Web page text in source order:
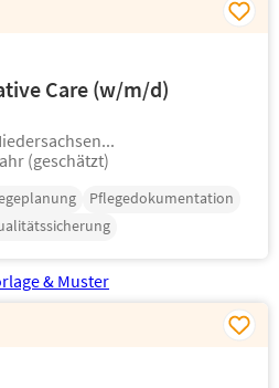
Care (w/m/d)
(geschätzt)
Pflegedokumentation